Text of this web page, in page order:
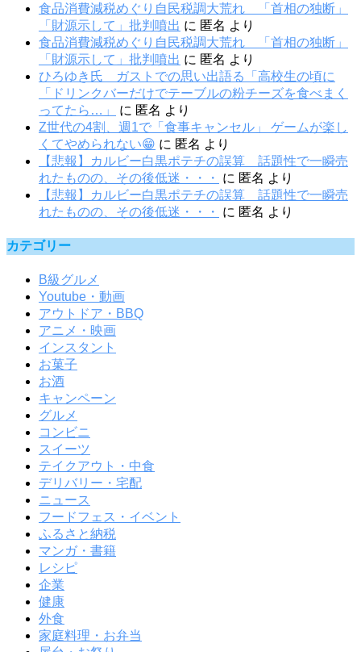
食品消費減税めぐり自民税調大荒れ 「首相の独断」
「財源示して」批判噴出 に 匿名 より
食品消費減税めぐり自民税調大荒れ 「首相の独断」
「財源示して」批判噴出 に 匿名 より
ひろゆき氏 ガストでの思い出語る「高校生の頃に
「ドリンクバーだけでテーブルの粉チーズを食べまく
ってたら…」
に 匿名 より
Z世代の4割、週1で「食事キャンセル」 ゲームが楽し
くてやめられない😁 に 匿名 より
【悲報】カルビー白黒ポテチの誤算 話題性で一瞬売
れたものの、その後低迷・・・
に 匿名 より
【悲報】カルビー白黒ポテチの誤算 話題性で一瞬売
れたものの、その後低迷・・・
に 匿名 より
カテゴリー
B級グルメ
Youtube・動画
アウトドア・BBQ
アニメ・映画
インスタント
お菓子
お酒
キャンペーン
グルメ
コンビニ
スイーツ
テイクアウト・中食
デリバリー・宅配
ニュース
フードフェス・イベント
ふるさと納税
マンガ・書籍
レシピ
企業
健康
外食
家庭料理・お弁当